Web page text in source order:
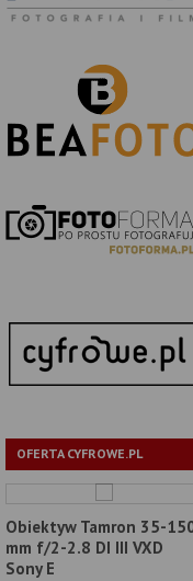
OFERTA CYFROWE.PL
Obiektyw Tamron 35-
mm f/2-2.8 DI III VXD
Sony E